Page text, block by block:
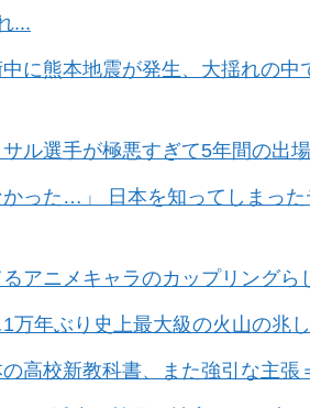
...
に熊本地震が発生、大揺れの中
ル選手が極悪すぎて5年間の出場
った…」 日本を知ってしまった
アニメキャラのカップリングら
万年ぶり史上最大級の火山の兆
高校新教科書、また強引な主張